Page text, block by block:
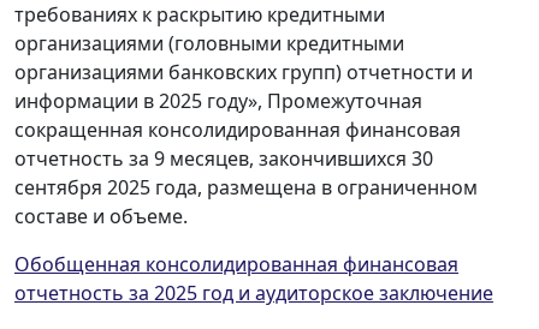
требованиях к раскрытию кредитными
организациями (головными кредитными
организациями банковских групп) отчетности и
информации в 2025 году», Промежуточная
сокращенная консолидированная финансовая
отчетность за 9 месяцев, закончившихся 30
сентября 2025 года, размещена в ограниченном
составе и объеме.
Обобщенная консолидированная финансовая
отчетность за 2025 год и аудиторское заключение